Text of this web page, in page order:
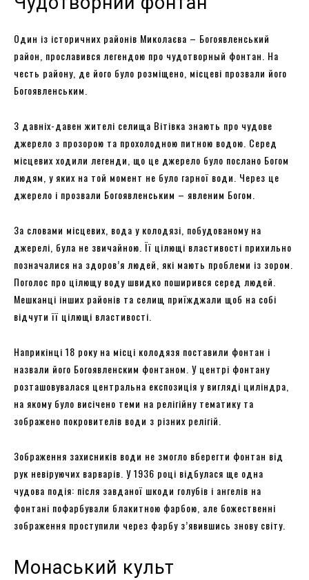
Один із історичних районів Миколаєва – Богоявленський
район, прославився легендою про чудотворный фонтан. На
честь району, де його було розміщено, місцеві прозвали його
Богоявленським.
З давніх-давен жителі селища Вітівка знають про чудове
джерело з прозорою та прохолодною питною водою. Серед
місцевих ходили легенди, що це джерело було послано Богом
людям, у яких на той момент не було гарної води. Через це
джерело і прозвали Богоявленським – явленим Богом.
За словами місцевих, вода у колодязі, побудованому на
джерелі, була не звичайною. Її цілющі властивості прихильно
позначалися на здоров’я людей, які мають проблеми із зором.
Поголос про цілющу воду швидко поширився серед людей.
Мешканці інших районів та селищ приїжджали щоб на собі
відчути її цілющі властивості.
Наприкінці 18 року на місці колодязя поставили фонтан і
назвали його Богоявленским фонтаном. У центрі фонтану
розташовувалася центральна експозиція у вигляді циліндра,
на якому було висічено теми на релігійну тематику та
зображено покровителів води з різних релігій.
Зображення захисників води не змогло вберегти фонтан від
рук невіруючих варварів. У 1936 році відбулася ще одна
чудова подія: після завданої шкоди голубів і ангелів на
фонтані пофарбували блакитною фарбою, але божественні
зображення проступили через фарбу з’явившись знову світу.
Монаський культ